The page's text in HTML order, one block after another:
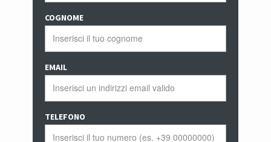
COGNOME
EMAIL
TELEFONO